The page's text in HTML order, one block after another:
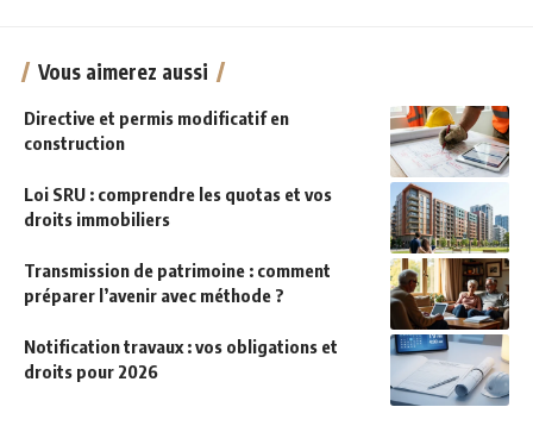
Vous aimerez aussi
Directive et permis modificatif en
construction
Loi SRU : comprendre les quotas et vos
droits immobiliers
Transmission de patrimoine : comment
préparer l’avenir avec méthode ?
Notification travaux : vos obligations et
droits pour 2026